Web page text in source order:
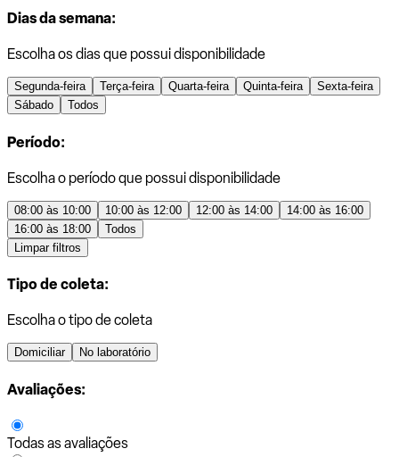
Dias da semana:
Escolha os dias que possui disponibilidade
Segunda-feira Terça-feira Quarta-feira Quinta-feira
Sexta-feira
Sábado
Todos
Período:
Escolha o período que possui disponibilidade
08:00 às 10:00 10:00 às 12:00 12:00 às 14:00
14:00 às 16:00
16:00 às 18:00
Todos
Limpar filtros
Tipo de coleta:
Escolha o tipo de coleta
Domiciliar No laboratório
Avaliações:
Todas as avaliações